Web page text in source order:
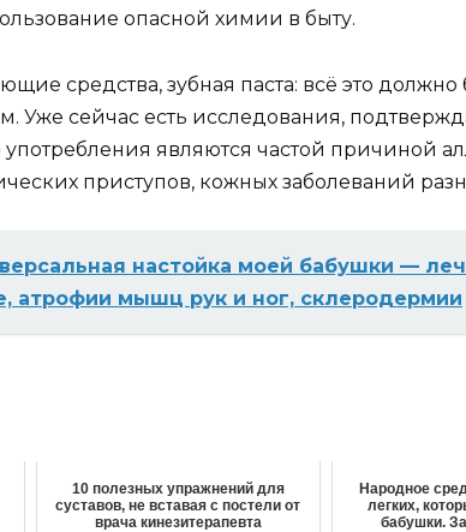
опасной химии в быту.
средства, зубная паста: всё это должно
Уже сейчас есть исследования,
являются частой причиной
приступов, кожных заболеваний
настойка моей бабушки —
атрофии мышц рук и ног, склеродермии
10 полезных упражнений для
суставов, не вставая с постели от
врача кинезитерапевта
Народное
легких,
бабушки.